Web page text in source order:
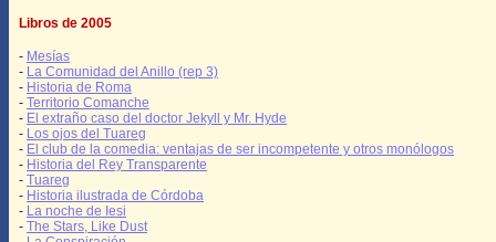
Libros de 2005
- Mesías
- La Comunidad del Anillo (rep 3)
- Historia de Roma
- Territorio Comanche
- El extraño caso del doctor Jekyll y Mr. Hyde
- Los ojos del Tuareg
- El club de la comedia: ventajas de ser incompetente y otros monólogos
- Historia del Rey Transparente
- Tuareg
- Historia ilustrada de Córdoba
- La noche de Iesi
- The Stars, Like Dust